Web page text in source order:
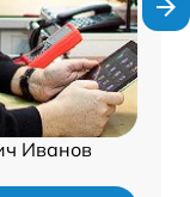
Иванов